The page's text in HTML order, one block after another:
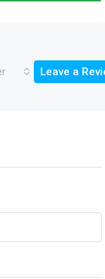
Leave a